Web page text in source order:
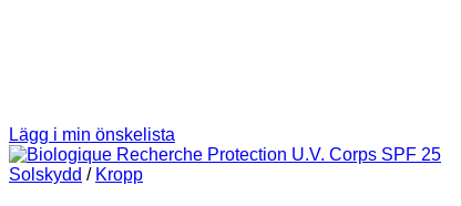
Lägg i min önskelista
Solskydd / Kropp